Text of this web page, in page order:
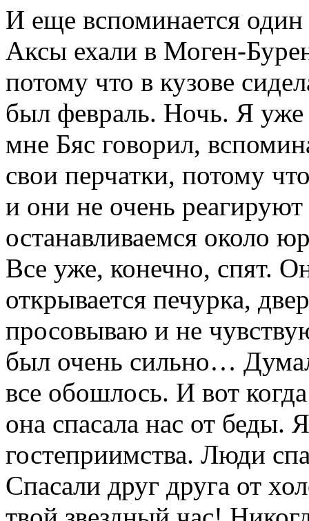
И еще вспоминается
Аксы ехали в Моген-
потому что в кузове
был февраль. Ночь. Я
мне Бяс говорил,
свои перчатки, потому
и они не очень
останавливаемся около
Все уже, конечно, спят.
открывается печурка,
просовываю и не
был очень сильно…
все обошлось. И вот
она спасала нас от беды.
гостеприимства. Люди
Спасали друг друга от